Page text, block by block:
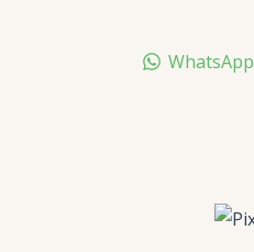
WhatsApp